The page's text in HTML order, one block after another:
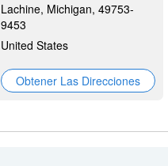
Lachine, Michigan, 49753-
9453
United States
Obtener Las Direcciones